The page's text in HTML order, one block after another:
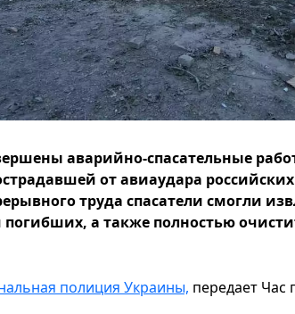
аварийно-спасательные
от авиаудара
труда спасатели смогли
а также полностью
полиция Украины, передает Час